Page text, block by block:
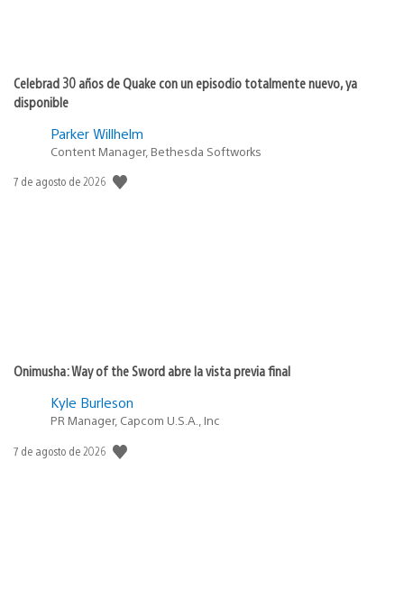
Celebrad 30 años de Quake con un episodio totalmente nuevo, ya
disponible
Parker Willhelm
Content Manager, Bethesda Softworks
Fecha
7 de agosto de 2026
Onimusha: Way of the Sword abre la vista previa final
Kyle Burleson
PR Manager, Capcom U.S.A., Inc
Fecha
7 de agosto de 2026